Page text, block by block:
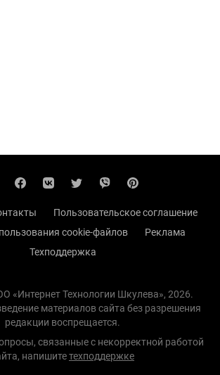
Пользовательское соглашение
cookie-файлов
Реклама
Техподдержка
«Интернет Технологии Шкулева», 2026.
материалов сайта без разрешения
редакции воспрещается.
связанные с некорректной работой
напишитетехподдержке